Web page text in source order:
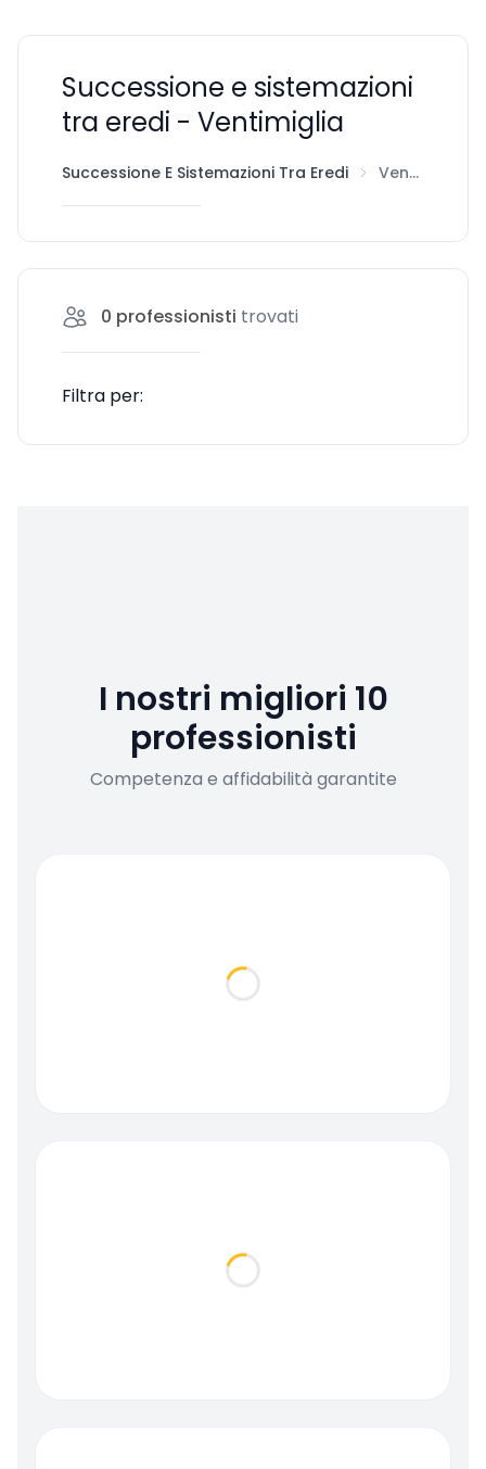
Successione e sistemazioni
tra eredi - Ventimiglia
Successione E Sistemazioni Tra Eredi Ventimiglia
0 professionisti trovati
Filtra per:
I nostri migliori 10
professionisti
Competenza e affidabilità garantite
Loading...
Loading...